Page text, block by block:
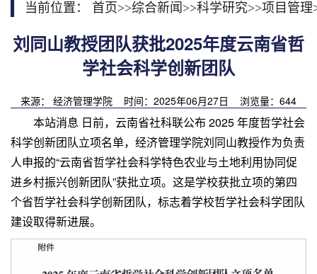
当前位置： 首页>>综合新闻 >>科学研究>>项目管理
刘同山教授团队获批2025年度云南省哲
学社会科学创新团队
来源： 经济管理学院 时间：2025年06月27日 浏览量： 644
本站消息 日前，云南省社科联公布 2025 年度哲学社会
科学创新团队立项名单，经济管理学院刘同山教授作为负责
人申报的“云南省哲学社会科学特色农业与土地利用协同促
进乡村振兴创新团队”获批立项。这是学校获批立项的第四
个省哲学社会科学创新团队，标志着学校哲学社会科学团队
建设取得新进展。